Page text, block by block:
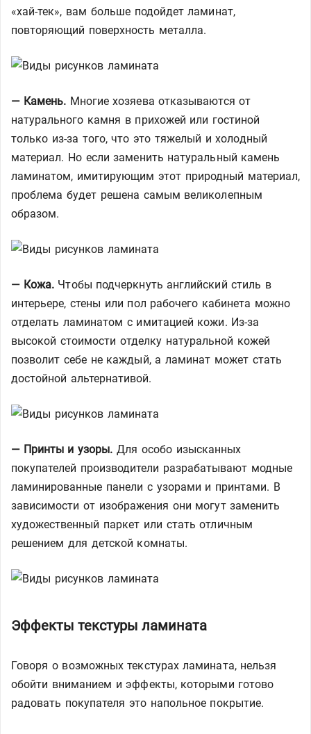
«хай-тек», вам больше подойдет ламинат,
повторяющий поверхность металла.
— Камень.Многие хозяева отказываются от
натурального камня в прихожей или гостиной
только из-за того, что это тяжелый и холодный
материал. Но если заменить натуральный камень
ламинатом, имитирующим этот природный материал,
проблема будет решена самым великолепным
образом.
— Кожа.Чтобы подчеркнуть английский стиль в
интерьере, стены или пол рабочего кабинета можно
отделать ламинатом с имитацией кожи. Из-за
высокой стоимости отделку натуральной кожей
позволит себе не каждый, а ламинат может стать
достойной альтернативой.
— Принты и узоры. Для особо изысканных
покупателей производители разрабатывают модные
ламинированные панели с узорами и принтами. В
зависимости от изображения они могут заменить
художественный паркет или стать отличным
решением для детской комнаты.
Эффекты текстуры ламината
Говоря о возможных текстурах ламината, нельзя
обойти вниманием и эффекты, которыми готово
радовать покупателя это напольное покрытие.